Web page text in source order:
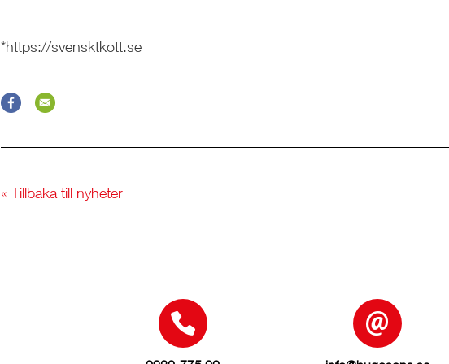
*https://svensktkott.se
« Tillbaka till nyheter